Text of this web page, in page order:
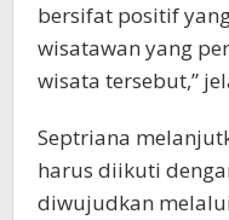
bersifat positif
wisatawan yang
wisata tersebut,”
Septriana
harus diikuti
diwujudkan